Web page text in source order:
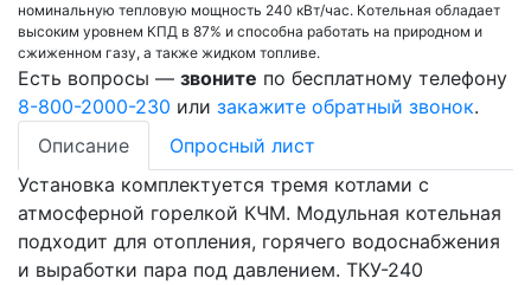
номинальную тепловую мощность 240 кВт/час. Котельная обладает
высоким уровнем КПД в 87% и способна работать на природном и
сжиженном газу, а также жидком топливе.
Есть вопросы — звоните по бесплатному телефону
8-800-2000-230 или закажите обратный звонок.
Описание
Опросный лист
Установка комплектуется тремя котлами с
атмосферной горелкой КЧМ. Модульная котельная
подходит для отопления, горячего водоснабжения
и выработки пара под давлением. ТКУ-240